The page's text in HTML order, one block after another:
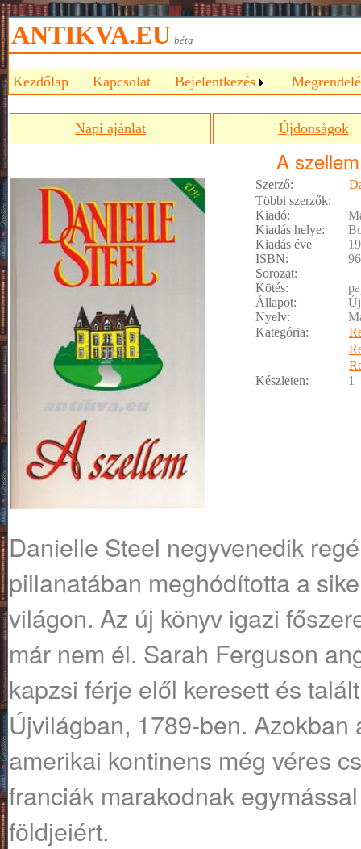
ANTIKVA.EU béta
Kezdőlap Kapcsolat Bejelentkezés
Napi ajánlat Újdonságok
A szellem
Szerző:
Többi szerzők:
Kiadó:
Kiadás helye:
Kiadás éve
ISBN:
Sorozat:
Kötés:
Állapot:
Nyelv:
Kategória:
Készleten:
1
Danielle Steel negyvenedik
pillanatában meghódította a
világon. Az új könyv igazi
már nem él. Sarah Ferguson
kapzsi férje elől keresett és
Újvilágban, 1789-ben. Azokban
amerikai kontinens még véres
franciák marakodnak
földjeiért.